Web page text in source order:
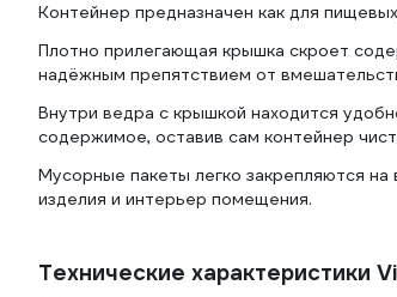
Контейнер предназначен как для
Плотно прилегающая крышка скроет
надёжным препятствием от
Внутри ведра с крышкой находится
содержимое, оставив сам контейнер
Мусорные пакеты легко закрепляются
изделия и интерьер помещения.
Технические характеристики